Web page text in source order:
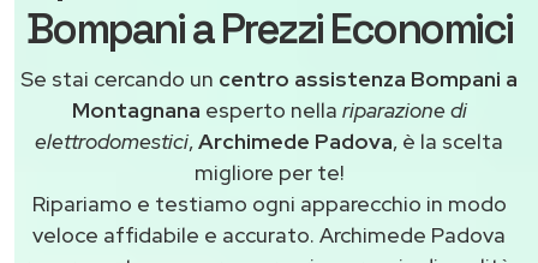
Bompani a Prezzi Economici
Se stai cercando un centro assistenza Bompani a
Montagnana esperto nella riparazione di
elettrodomestici,Archimede Padova, è la scelta
migliore per te!
Ripariamo e testiamo ogni apparecchio in modo
veloce affidabile e accurato. Archimede Padova